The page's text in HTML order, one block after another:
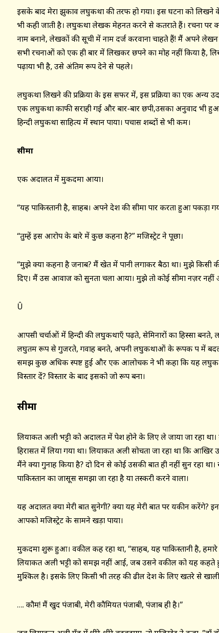
इसके बाद मेरा झुकाव लघुकथा की तरफ हो गया। इस घटना को लिखने
भी कही जाती है। लघुकथा लेखक मेहनत करने से कतराते हैं। रचना पर
नाम बनाने, लेखकों की सूची में नाम दर्ज करवाना चाहते हैं! मैं अपने
सभी रचनाओं को एक ही बार में लिखकर छपने का मोह नहीं किया है,
पढ़ाया भी है, उसे अंतिम रूप देने से पहले।
लघुकथा लिखने की प्रक्रिया के इस सफर में, इस प्रक्रिया का एक अन्य
एक लघुकथा काफी सराही गई और बार-बार छपी,उसका अनुवाद भी
हिन्दी लघुकथा साहित्य में स्थान पाया। पचास शब्दों से भी कम।
सीमा
एक अदालत में मुकदमा आया।
‘‘यह पाकिस्तानी है, साहब। अपने देश की सीमा पार करता हुआ पकड़ा
‘‘तुम्हें इस आरोप के बारे में कुछ कहना है?’’ मजिस्ट्रेट ने पूछा।
‘‘मुझे क्या कहना है जनाब? मैं खेत में पानी लगाकर बैठा था। मुझे किसी
दिए। मैं उस आवाज को सुनता चला आया। मुझे तो कोई सीमा नज़र नहीं
Û
आपसी चर्चाओं में हिन्दी की लघुकथाएँ पढ़ते, सेमिनारों का हिस्सा
लघुतम रूप से गुजरते, गवाह बनते, अपनी लघुकथाओं के रूपक पक्ष में
समझ कुछ अधिक स्पष्ट हुई और एक आलोचक ने भी कहा कि यह
विस्तार दें? विस्तार के बाद इसको जो रूप बना।
सीमा
लियाकत अली भट्टी को अदालत में पेश होने के लिए ले जाया जा रहा
हिरासत में लिया गया था। लियाकत अली सोचता जा रहा था कि
मैंने क्या गुनाह किया है? दो दिन से कोई उसकी बात ही नहीं सुन रहा
पाकिस्तान का जासूस समझा जा रहा है या तस्करी करने वाला।
यह अदालत क्या मेरी बात सुनेगी? क्या यह मेरी बात पर यकीन करेंगे?
आपको मजिस्ट्रेट के सामने खड़ा पाया।
मुकदमा शुरू हुआ। वकील कह रहा था, ‘‘साहब, यह पाकिस्तानी है,
लियाकत अली भट्टी को समझ नहीं आई, जब उसने वकील को यह कहते
मुश्किल है। इसके लिए किसी भी तरह की ढील देश के लिए खतरे से खाली
…. कौम! मैं खुद पंजाबी, मेरी कौमियत पंजाबी, पंजाब ही है।’’